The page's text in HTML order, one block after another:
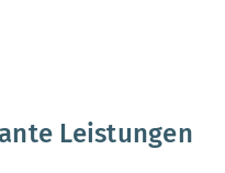
Leistungen